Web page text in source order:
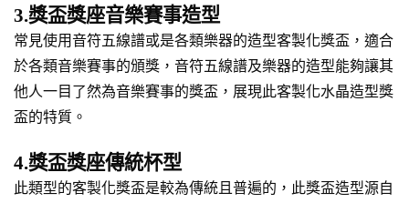
3.獎盃獎座音樂賽事造型
常見使用音符五線譜或是各類樂器的造型客製化獎盃，適合
於各類音樂賽事的頒獎，音符五線譜及樂器的造型能夠讓其
他人一目了然為音樂賽事的獎盃，展現此客製化水晶造型獎
盃的特質。
4.獎盃獎座傳統杯型
此類型的客製化獎盃是較為傳統且普遍的，此獎盃造型源自